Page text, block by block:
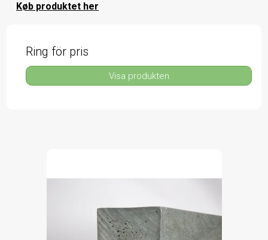
Køb produktet her
Ring för pris
Visa produkten